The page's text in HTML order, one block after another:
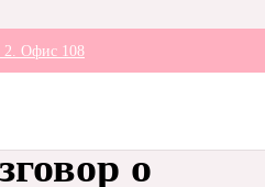
2. Офис 108
для
о